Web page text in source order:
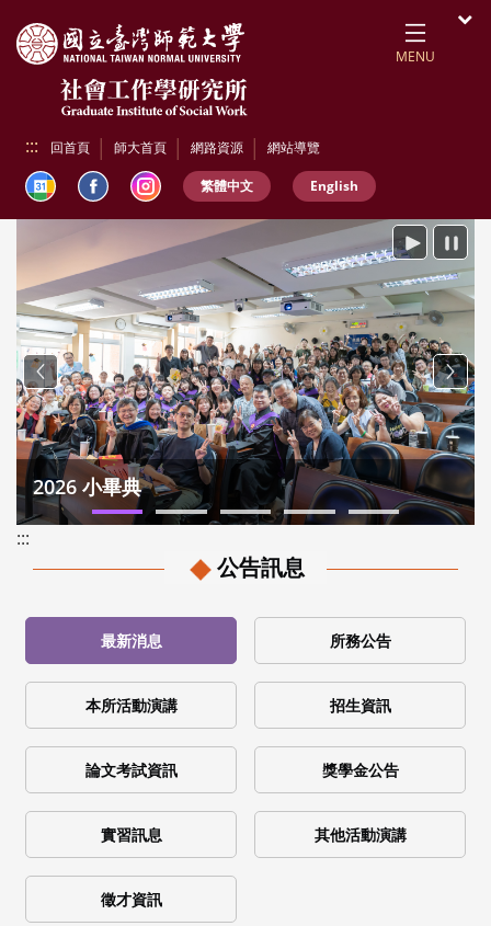
MENU
::: 回首頁 師大首頁 網路資源 網站導覽
繁體中文 English
播放 暫停
2026 小畢典
Previous Next
:::
公告訊息
最新消息 所務公告
本所活動演講 招生資訊
論文考試資訊 獎學金公告
實習訊息 其他活動演講
徵才資訊